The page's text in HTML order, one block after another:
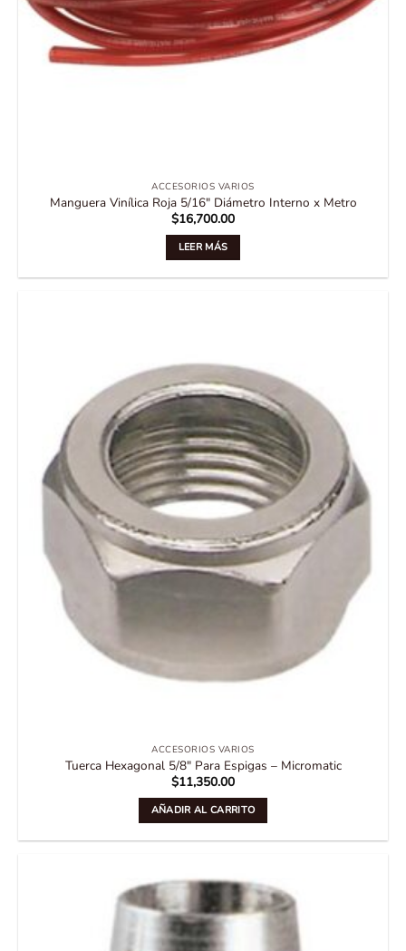
ACCESORIOS VARIOS
Manguera Vinílica Roja 5/16″ Diámetro Interno x Metro
$16,700.00
LEER MÁS
ACCESORIOS VARIOS
Tuerca Hexagonal 5/8″ Para Espigas – Micromatic
$11,350.00
AÑADIR AL CARRITO